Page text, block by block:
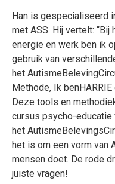
Han is gespecialiseerd
met ASS. Hij vertelt:
energie en werk ben ik
gebruik van
het
Methode, Ik
Deze tools en
cursus psycho-educatie
het
het is om een vorm van
mensen doet. De rode
juiste vragen!